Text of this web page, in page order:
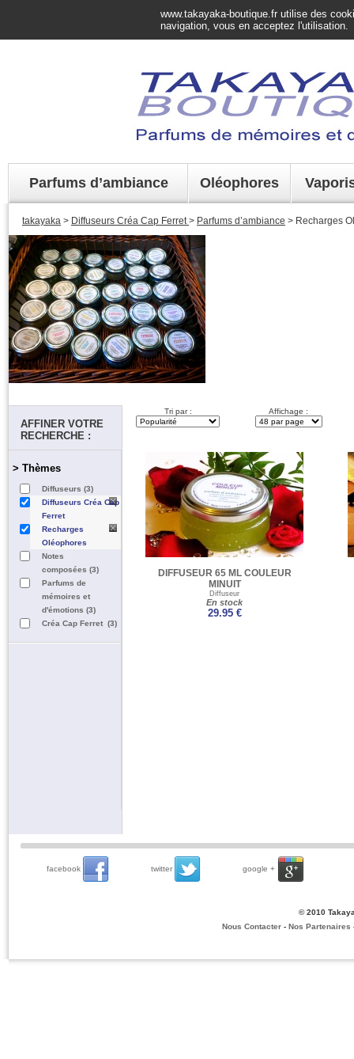
www.takayaka-boutique.fr utilise des
navigation, vous en acceptez l'utilisation.
Parfums d’ambiance Oléophores
takayaka > Diffuseurs Créa Cap Ferret> Parfums d’ambiance > Recharges
AFFINER VOTRE
RECHERCHE :
> Thèmes
Diffuseurs (3)
Diffuseurs Créa Cap
Ferret
Recharges
Oléophores
Notes
composées (3)
Parfums de
mémoires et
d'émotions (3)
Créa Cap Ferret (3)
Tri par : Affichage :
DIFFUSEUR 65 ML COULEUR
MINUIT
Diffuseur
En stock
29.95 €
facebook twitter google +
© 2010
Nous Contacter - Nos Partenaires